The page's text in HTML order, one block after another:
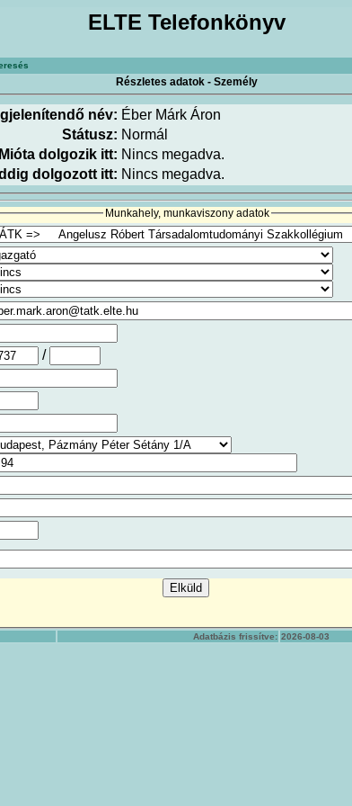
ELTE Telefonkönyv
Részletes adatok - Személy
név: Éber Márk Áron
Státusz: Normál
Mióta dolgozik itt: Nincs megadva.
dolgozott itt: Nincs megadva.
Munkahely, munkaviszony adatok
/
Adatbázis frissítve: 2026-08-03